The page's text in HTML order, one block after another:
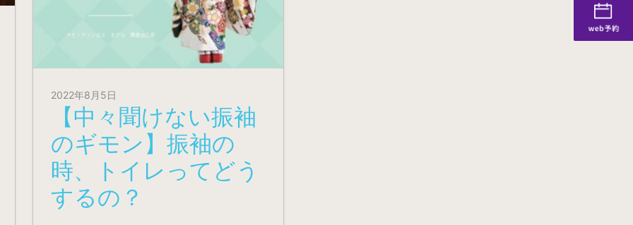
2022年8月5日
【中々聞けない振袖
のギモン】振袖の
時、トイレってどう
するの？